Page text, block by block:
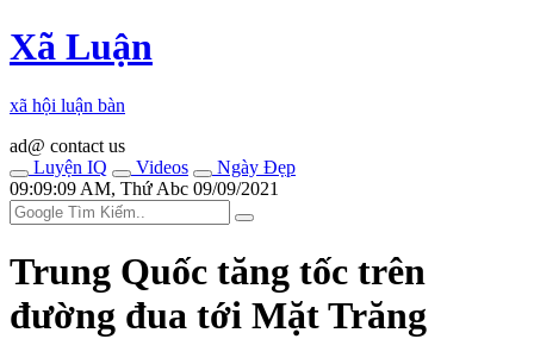
Xã Luận
xã hội luận bàn
ad@ contact us
Luyện IQ
Videos
Ngày Đẹp
09:09:09 AM, Thứ Abc 09/09/2021
Trung Quốc tăng tốc trên
đường đua tới Mặt Trăng